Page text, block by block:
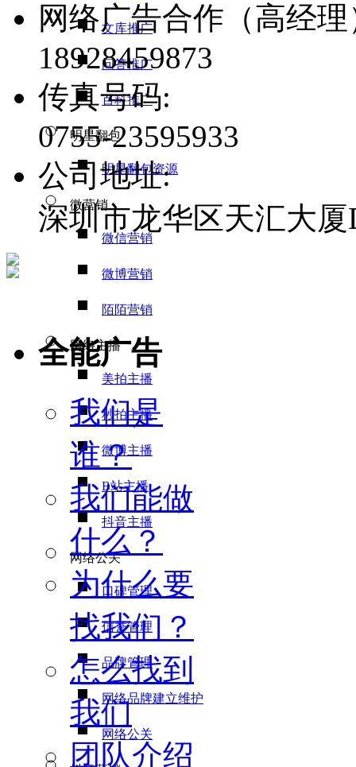
文库推广
问答推广
百科推广
明星翻包
明星翻包资源
微营销
微信营销
微博营销
陌陌营销
网络主播
美拍主播
秒拍主播
微博主播
B站主播
抖音主播
网络公关
口碑管理
信誉管理
品牌管理
网络品牌建立维护
网络公关
网络广告合作（高经理
18928459873
传真号码:
0755-23595933
公司地址:
深圳市龙华区天汇大厦
全能广告
我们是
谁？
我们能做
什么？
为什么要
找我们？
怎么找到
我们
团队介绍